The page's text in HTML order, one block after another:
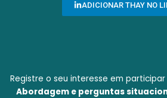
ADICIONAR THAY NO
Registre o seu interesse em
Abordagem e perguntas